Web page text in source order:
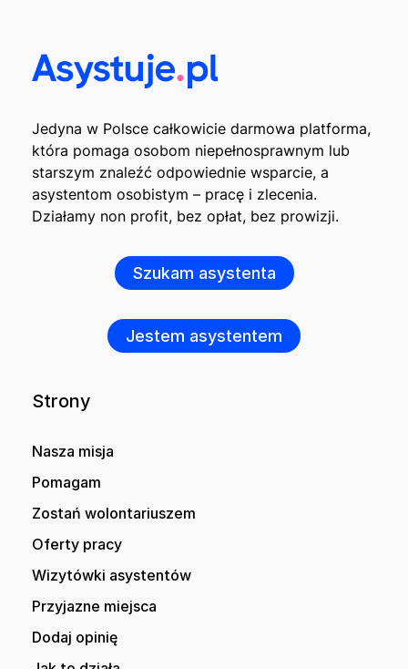
Jedyna w Polsce całkowicie darmowa platforma,
która pomaga osobom niepełnosprawnym lub
starszym znaleźć odpowiednie wsparcie, a
asystentom osobistym – pracę i zlecenia.
Działamy non profit, bez opłat, bez prowizji.
Szukam asystenta
Jestem asystentem
Strony
Nasza misja
Pomagam
Zostań wolontariuszem
Oferty pracy
Wizytówki asystentów
Przyjazne miejsca
Dodaj opinię